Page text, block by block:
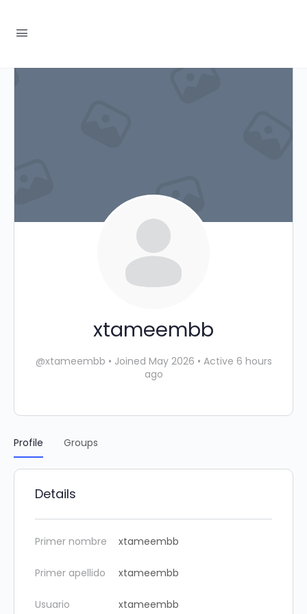
xtameembb
@xtameembb • Joined May 2026 • Active 6 hours
ago
Profile Groups
Details
Primer nombre xtameembb
Primer apellido xtameembb
Usuario xtameembb